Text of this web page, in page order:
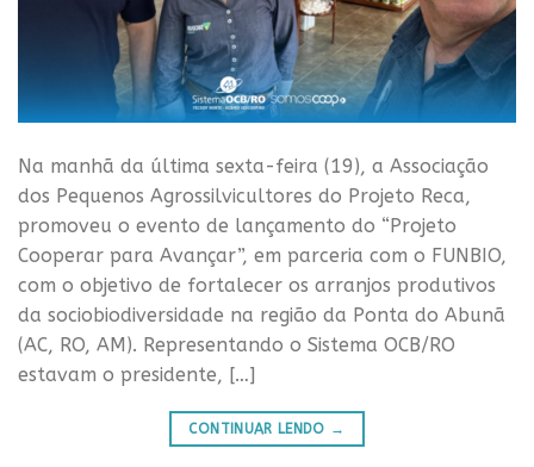
Na manhã da última sexta-feira (19), a Associação
dos Pequenos Agrossilvicultores do Projeto Reca,
promoveu o evento de lançamento do “Projeto
Cooperar para Avançar”, em parceria com o FUNBIO,
com o objetivo de fortalecer os arranjos produtivos
da sociobiodiversidade na região da Ponta do Abunã
(AC, RO, AM). Representando o Sistema OCB/RO
estavam o presidente, […]
CONTINUAR LENDO →